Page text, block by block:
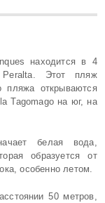
находится в 4
Этот пляж
пляжа открываются
Tagomago на юг, на
белая вода,
образуется от
особенно летом.
50 метров,